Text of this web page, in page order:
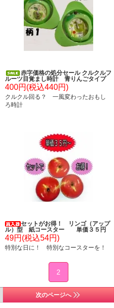
赤字価格の処分セール クルクルフ
ルーツ目覚まし時計 青りんごタイプ
(柄ランダム)
400円(税込440円)
クルクル回る？ 一風変わったおもし
ろ時計
セットがお得！ リンゴ（アップ
ル）型 紙コースター 単価３５円
～
49円(税込54円)
特別な日に！ 特別なコースターを！
2
次のページへ